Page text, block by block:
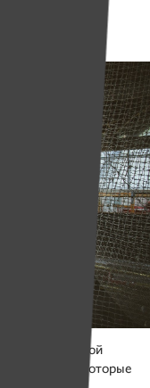
олимпийской
учеников, которые